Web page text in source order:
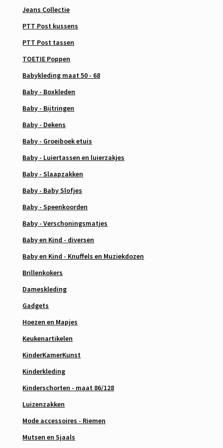
Jeans Collectie
PTT Post kussens
PTT Post tassen
TOETIE Poppen
Babykleding maat 50 - 68
Baby - Boxkleden
Baby - Bijtringen
Baby - Dekens
Baby - Groeiboek etuis
Baby - Luiertassen en luierzakjes
Baby - Slaapzakken
Baby - Baby Slofjes
Baby - Speenkoorden
Baby - Verschoningsmatjes
Baby en Kind - diversen
Baby en Kind - Knuffels en Muziekdozen
Brillenkokers
Dameskleding
Gadgets
Hoezen en Mapjes
Keukenartikelen
KinderKamerKunst
Kinderkleding
Kinderschorten - maat 86/128
Luizenzakken
Mode accessoires - Riemen
Mutsen en Sjaals